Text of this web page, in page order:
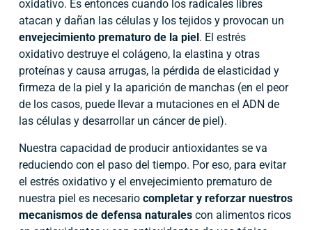
oxidativo. Es entonces cuando los radicales libres
atacan y dañan las células y los tejidos y provocan un
envejecimiento prematuro de la piel . El estrés
oxidativo destruye el colágeno, la elastina y otras
proteínas y causa arrugas, la pérdida de elasticidad y
firmeza de la piel y la aparición de manchas (en el peor
de los casos, puede llevar a mutaciones en el ADN de
las células y desarrollar un cáncer de piel).
Nuestra capacidad de producir antioxidantes se va
reduciendo con el paso del tiempo. Por eso, para evitar
el estrés oxidativo y el envejecimiento prematuro de
nuestra piel es necesario completar y reforzar nuestros
mecanismos de defensa naturalescon alimentos ricos